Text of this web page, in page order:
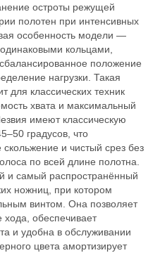
остроты режущей
полотен при интенсивных
особенность модели —
кольцами,
положение
нагрузки. Такая
для классических техник
хвата и максимальный
имеют классическую
градусов, что
и чистый срез без
по всей длине полотна.
и самый распространённый
ножниц, при котором
винтом. Она позволяет
хода, обеспечивает
и удобна в обслуживании
цвета амортизирует